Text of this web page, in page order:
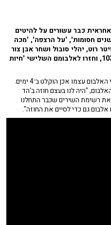
כבר עשורים על להיטים
חסומות', 'על הרצפה', 'מכה
רוט, יהלי סובול ושחר אבן צור
הגיעו לאולפן של רז שכניק ב־103fm, וחזרו לאלבומם השלישי 'חיות
תחילה, אישרו את השמועות, ואמרו כי האלבום עצמו אכן הוקלט ב־4 ימים.
"היה לנו בעצם חוזה ב'הד
לנו את רשימת השירים שכבר התחלנו
אלבום גם כדי לסיים את החוזה".